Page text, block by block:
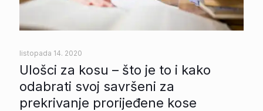
listopada 14. 2020
Ulošci za kosu – što je to i kako
odabrati svoj savršeni za
prekrivanje prorijeđene kose